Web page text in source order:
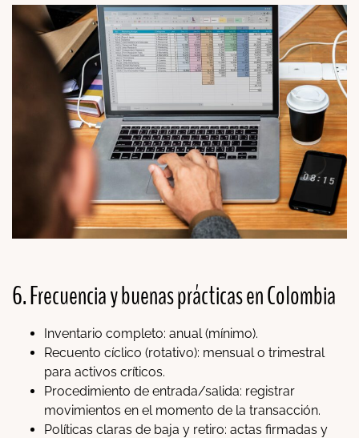
6. Frecuencia y buenas prácticas en Colombia
Inventario completo: anual (mínimo).
Recuento cíclico (rotativo): mensual o trimestral
para activos críticos.
Procedimiento de entrada/salida: registrar
movimientos en el momento de la transacción.
Políticas claras de baja y retiro: actas firmadas y